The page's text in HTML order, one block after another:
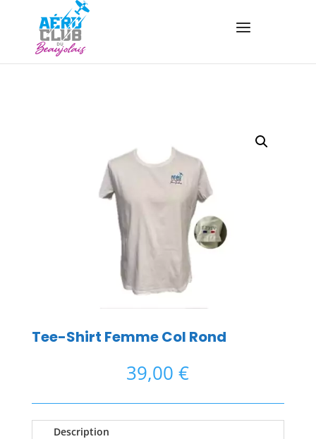
Tee-Shirt Femme Col Rond
39,00€
Description